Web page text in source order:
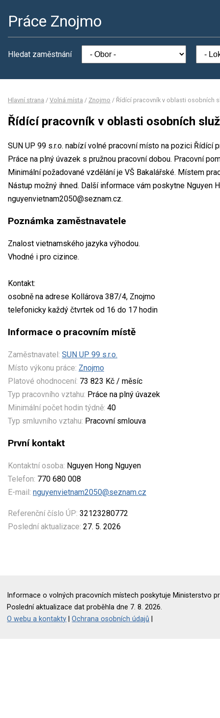
Práce Znojmo
Hledat zaměstnání
Hlavní strana / Volná místa / Znojmo / Řídící pracovník v oblasti osobních
Řídící pracovník v oblasti osobních
SUN UP 99 s.r.o. nabízí volné pracovní místo na pozici
Práce na plný úvazek s pružnou pracovní dobou. Pracovní
Minimální požadované vzdělání je VŠ Bakalářské. Místem
Nástup možný ihned. Další informace vám poskytne Nguyen
nguyenvietnam2050@seznam.cz.
Poznámka zaměstnavatele
Znalost vietnamského jazyka výhodou.
Vhodné i pro cizince.
Kontakt:
osobně na adrese Kollárova 387/4, Znojmo
telefonicky každý čtvrtek od 16 do 17 hodin
Informace o pracovním místě
Zaměstnavatel: SUN UP 99 s.r.o.
Místo výkonu práce: Znojmo
Platové ohodnocení: 73 823 Kč / měsíc
Typ pracovního vztahu: Práce na plný úvazek
Minimální počet hodin týdně: 40
Typ smluvního vztahu: Pracovní smlouva
První kontakt
Kontaktní osoba: Nguyen Hong Nguyen
Telefon: 770 680 008
E-mail: nguyenvietnam2050@seznam.cz
Referenční číslo ÚP: 32123280772
Poslední aktualizace: 27. 5. 2026
Informace o volných pracovních místech poskytuje Ministerstvo
Poslední aktualizace dat proběhla dne 7. 8. 2026.
O webu a kontakty |Ochrana osobních údajů